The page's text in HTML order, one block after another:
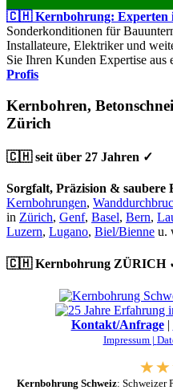
🇨🇭 Kernbohrung: Experten
Sonderkonditionen für
Installateure, Elektriker und
Sie Ihren Kunden Expertise aus
Profis
Kernbohren,
Zürich
🇨🇭 seit über 27 Jahren ✓
Sorgfalt, Präzision & saubere
Kernbohrungen,
in Zürich, Genf, Basel, Bern,
Luzern, Lugano, Biel/Bienne u.
🇨🇭 Kernbohrung ZÜRICH
Kontakt/Anfrage|
Impressum |
Kernbohrung Schweiz: Schweizer